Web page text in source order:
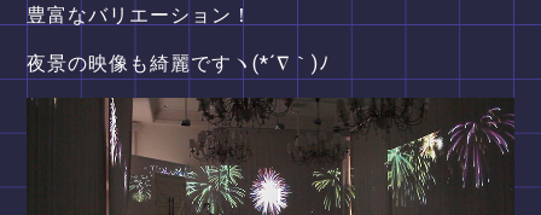
豊富なバリエーション！
夜景の映像も綺麗ですヽ(*´∇｀)ﾉ